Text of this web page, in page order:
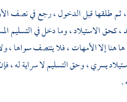
ثم طلقها قبل الدخول ، رجع في نصف
، كحق الاستيلاد ، وما دخل في التسليم
هنا إلا الأمهات ، فلا يتنصف سواها ،
يسري ، وحق التسليم لا سراية له ،
.